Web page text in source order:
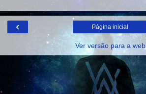
‹ Página inicial
Ver versão para a web